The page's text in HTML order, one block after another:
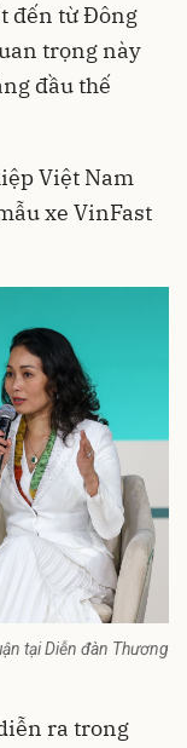
đến từ Đông
trọng này
đầu thế
Việt Nam
xe VinFast
tại Diễn đàn Thương
ra trong